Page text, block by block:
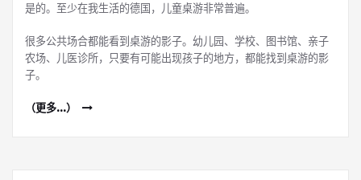
是的。至少在我生活的德国，儿童桌游非常普遍。
很多公共场合都能看到桌游的影子。幼儿园、学校、图书馆、亲子
农场、儿医诊所，只要有可能出现孩子的地方，都能找到桌游的影
子。
（更多…）